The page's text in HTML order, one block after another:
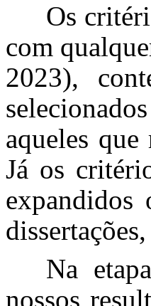
Os
com
2023),
aqueles que
Já os
expandidos
Na
nossos